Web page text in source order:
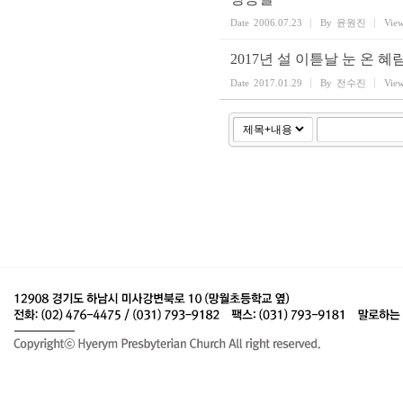
Date 2006.07.23 By 윤원진
2017년 설 이튿날 눈 온 혜
Date 2017.01.29 By 전수진